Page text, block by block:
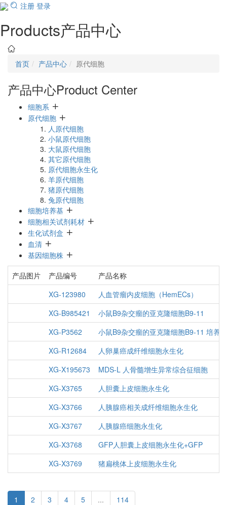
注册 登录
Products产品中心
首页 产品中心 原代细胞
产品中心Product Center
细胞系
原代细胞
人原代细胞
小鼠原代细胞
大鼠原代细胞
其它原代细胞
原代细胞永生化
羊原代细胞
猪原代细胞
兔原代细胞
细胞培养基
细胞相关试剂耗材
生化试剂盒
血清
基因细胞株
产品图片
产品编号
产品名称
XG-123980
人血管瘤内皮细胞（HemECs）
XG-B985421
小鼠B9杂交瘤的亚克隆细胞B9-11
XG-P3562
小鼠B9杂交瘤的亚克隆细胞B9-11 培养基
XG-R12684
人卵巢癌成纤维细胞永生化
XG-X195673
MDS-L 人骨髓增生异常综合征细胞
XG-X3765
人胆囊上皮细胞永生化
XG-X3766
人胰腺癌相关成纤维细胞永生化
XG-X3767
人胰腺癌细胞永生化
XG-X3768
GFP人胆囊上皮细胞永生化+GFP
XG-X3769
猪扁桃体上皮细胞永生化
1 2 3 4 5 ... 114